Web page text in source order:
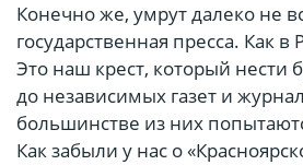
Конечно же, умрут далеко не
государственная пресса. Как в
Это наш крест, который нести
до независимых газет и
большинстве из них
Как забыли у нас о